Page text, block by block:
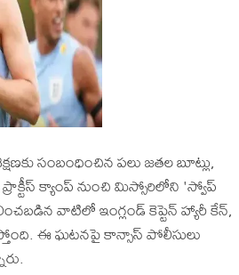
సంబంధించిన పలు జతల బూట్లు,
క్యాంప్‌ నుంచి మిస్సోరిలోని 'స్వోప్
వాటిలో ఇంగ్లండ్ కెప్టెన్ హ్యారీ కేన్,
ఈ ఘటనపై కాన్సాస్ పోలీసులు